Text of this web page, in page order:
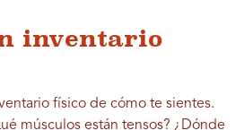
inventario
físico de cómo te sientes.
músculos están tensos? ¿Dónde